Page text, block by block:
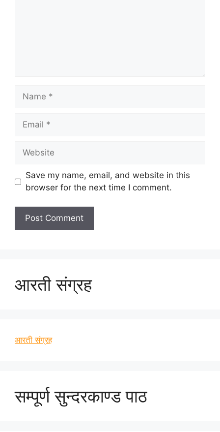
Name
Email
Website
Save my name, email, and website in this
browser for the next time I comment.
आरती संग्रह
आरती संग्रह
सम्पूर्ण सुन्दरकाण्ड पाठ